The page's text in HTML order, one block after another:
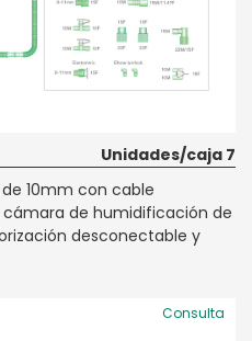
Unidades/caja 7
10mm con cable
de humidificación de
desconectable y
Consulta